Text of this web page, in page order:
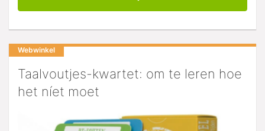
Webwinkel
Taalvoutjes-kwartet: om te leren hoe
het níet moet